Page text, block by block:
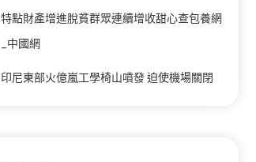
特點財產增進脫貧群眾連續增收甜心查包養網
_中國網
印尼東部火億嵐工學椅山噴發 迫使機場關閉